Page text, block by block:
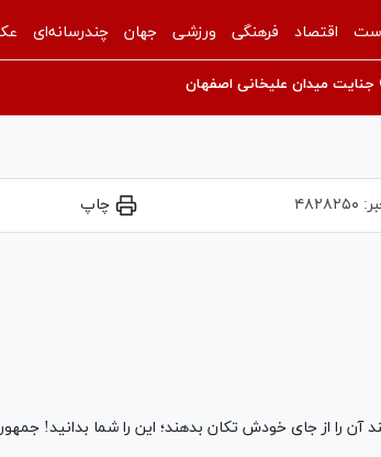
اقتصاد فرهنگی ورزشی جهان چندرسانه‌ای
جنایت میدان علیخانی اصفهان
۴۸۲۸۲۵۰ چاپ
را از جای خودش تکان بدهند؛ این را شما بدانید!